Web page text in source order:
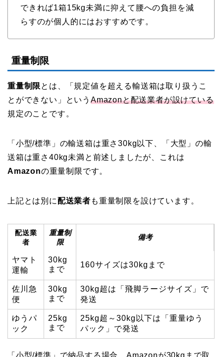
できれば1箱15kg未満に抑えて腰への負担を減
らすのが個人的にはおすすめです。
重量制限
重量制限 とは、「規定値を超える輸送箱は取り扱うこ
とができない」というAmazonと配送業者が設けている
規定のことです。
「小型/標準」の輸送箱は重さ30kg以下、「大型」の輸
送箱は重さ40kg未満と前述しましたが、これは
Amazonの重量制限です。
上記とは別に配送業者 も重量制限を設けています。
配送業
者
重量制
限
備考
ヤマト
運輸
30kg
まで
160サイズは30kgまで
佐川急
便
30kg
まで
30kg超は「飛脚ラージサイズ」で
発送
ゆうパ
ック
25kg
まで
25kg超～30kg以下は「重量ゆう
パック」で発送
「小型/標準」で納品する場合、Amazonが30kgまで取